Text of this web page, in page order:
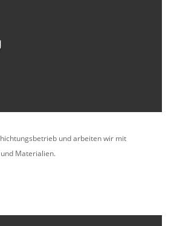
und arbeiten wir mit
Materialien.